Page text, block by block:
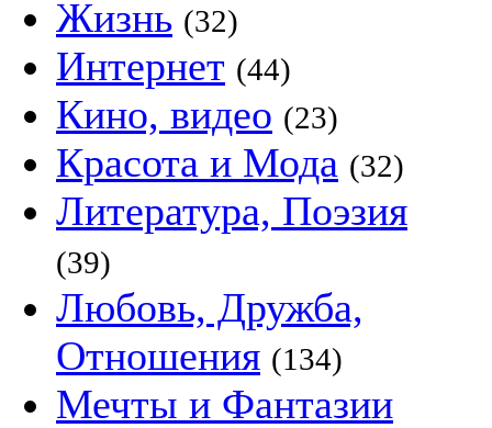
Жизнь (32)
Интернет (44)
Кино, видео (23)
Красота и Мода (32)
Литература, Поэзия
(39)
Любовь, Дружба,
Отношения (134)
Мечты и Фантазии